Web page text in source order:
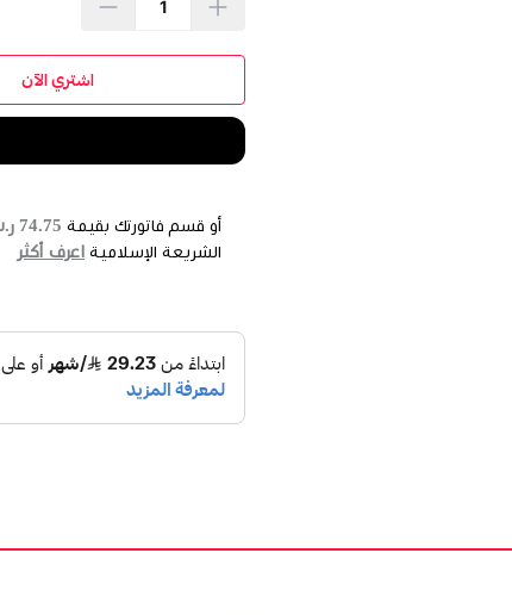
اشتري الآن
أو قسم فاتورتك بقيمة 74.75 ر.س
الشريعة الإسلامية اعرف أكثر